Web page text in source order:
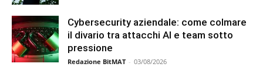
Cybersecurity aziendale: come colmare
il divario tra attacchi AI e team sotto
pressione
Redazione BitMAT - 03/08/2026